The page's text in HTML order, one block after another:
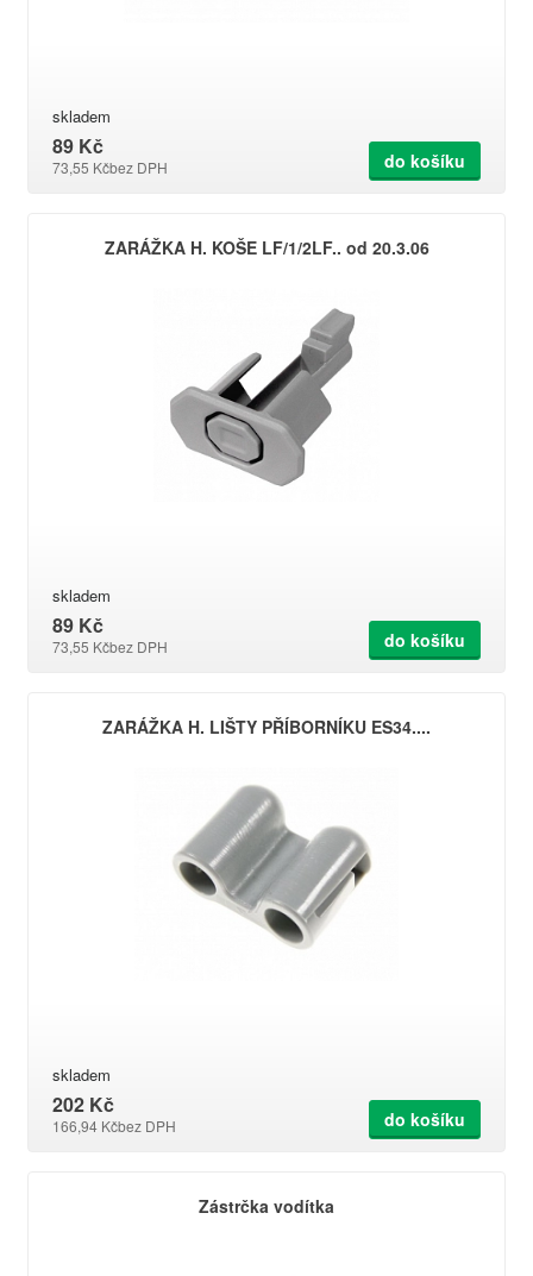
skladem
89 Kč
73,55 Kčbez DPH do košíku
ZARÁŽKA H. KOŠE LF/1/2LF.. od 20.3.06
skladem
89 Kč
73,55 Kčbez DPH do košíku
ZARÁŽKA H. LIŠTY PŘÍBORNÍKU ES34....
skladem
202 Kč
166,94 Kčbez DPH do košíku
Zástrčka vodítka